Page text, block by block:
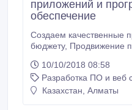
приложений и
обеспечение
Создаем качественные проекты,
бюджету, Продвижение проектов, SEO и SMM
оптимизированный сайт
дизайн -Анализ
10/10/2018 08:58
Разработка ПО и веб
Казахстан, Алматы